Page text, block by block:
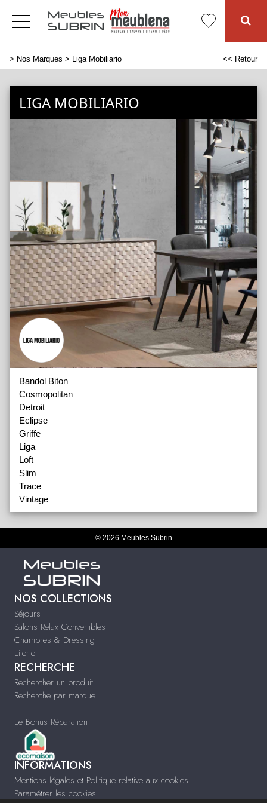
> Nos Marques > Liga Mobiliario << Retour
LIGA MOBILIARIO
Bandol Biton
Cosmopolitan
Detroit
Eclipse
Griffe
Liga
Loft
Slim
Trace
Vintage
© 2026 Meubles Subrin
NOS COLLECTIONS
Séjours
Salons Relax Convertibles
Chambres & Dressing
Literie
RECHERCHE
Rechercher un produit
Recherche par marque
Le Bonus Réparation
INFORMATIONS
Mentions légales et Politique relative aux cookies
Paramétrer les cookies